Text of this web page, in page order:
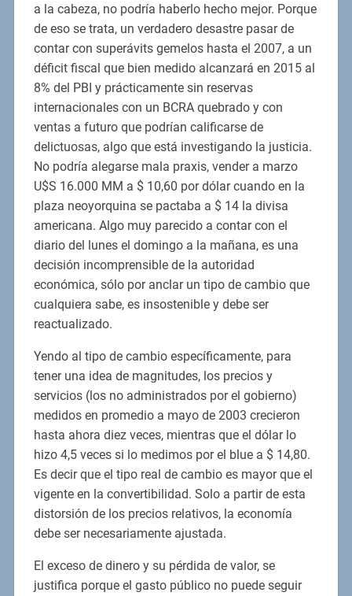
a la cabeza, no podría haberlo hecho mejor. Porque
de eso se trata, un verdadero desastre pasar de
contar con superávits gemelos hasta el 2007, a un
déficit fiscal que bien medido alcanzará en 2015 al
8% del PBI y prácticamente sin reservas
internacionales con un BCRA quebrado y con
ventas a futuro que podrían calificarse de
delictuosas, algo que está investigando la justicia.
No podría alegarse mala praxis, vender a marzo
U$S 16.000 MM a $ 10,60 por dólar cuando en la
plaza neoyorquina se pactaba a $ 14 la divisa
americana. Algo muy parecido a contar con el
diario del lunes el domingo a la mañana, es una
decisión incomprensible de la autoridad
económica, sólo por anclar un tipo de cambio que
cualquiera sabe, es insostenible y debe ser
reactualizado.
Yendo al tipo de cambio específicamente, para
tener una idea de magnitudes, los precios y
servicios (los no administrados por el gobierno)
medidos en promedio a mayo de 2003 crecieron
hasta ahora diez veces, mientras que el dólar lo
hizo 4,5 veces si lo medimos por el blue a $ 14,80.
Es decir que el tipo real de cambio es mayor que el
vigente en la convertibilidad. Solo a partir de esta
distorsión de los precios relativos, la economía
debe ser necesariamente ajustada.
El exceso de dinero y su pérdida de valor, se
justifica porque el gasto público no puede seguir